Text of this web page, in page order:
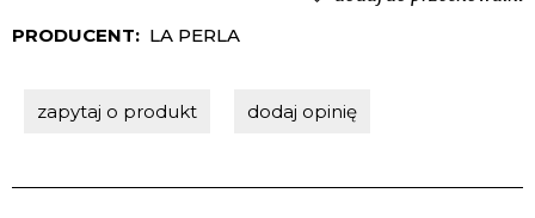
PRODUCENT: LA PERLA
zapytaj o produkt dodaj opinię